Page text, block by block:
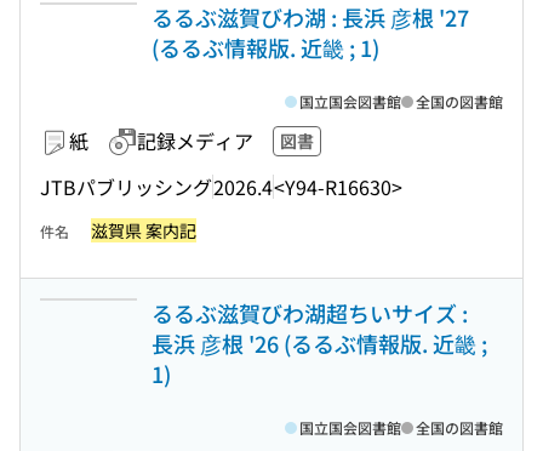
るるぶ滋賀びわ湖 : 長浜 彦根 '27
(るるぶ情報版. 近畿 ; 1)
紙 記録メディア 図書
JTBパブリッシング2026.4<Y94-R16630>
国立国会図書館 全国の図書館
件名 滋賀県 案内記
るるぶ滋賀びわ湖超ちいサイズ :
長浜 彦根 '26 (るるぶ情報版. 近畿 ;
1)
国立国会図書館 全国の図書館